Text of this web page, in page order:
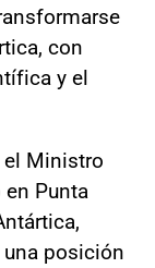
con
y el
el Ministro
Punta
posición